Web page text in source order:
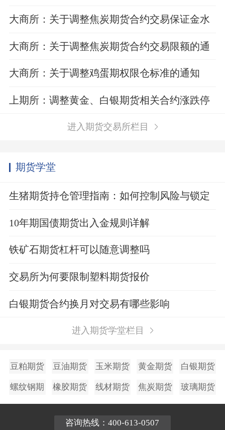
的通知
大商所：关于调整焦炭期货合约交易保证金水
平的通知
大商所：关于调整焦炭期货合约交易限额的通
知
大商所：关于调整鸡蛋期权限仓标准的通知
上期所：调整黄金、白银期货相关合约涨跌停
板幅度和交易保证金比例
进入期货交易所栏目
期货学堂
生猪期货持仓管理指南：如何控制风险与锁定
利润？
10年期国债期货出入金规则详解
铁矿石期货杠杆可以随意调整吗
交易所为何要限制塑料期货报价
白银期货合约换月对交易有哪些影响
进入期货学堂栏目
豆粕期货 豆油期货 玉米期货 黄金期货 白银期货
螺纹钢期
货
橡胶期货 线材期货 焦炭期货 玻璃期货
咨询热线：400-613-0507